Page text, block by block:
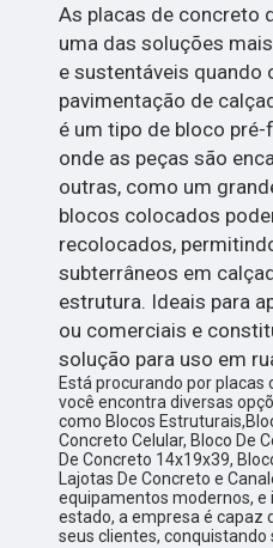
As placas de concreto
uma das soluções
e sustentáveis quando
pavimentação de
é um tipo de bloco
onde as peças são
outras, como um
blocos colocados
recolocados,
subterrâneos em
estrutura. Ideais para
ou comerciais e
solução para uso em
Está procurando por placas
você encontra diversas
como Blocos
Concreto Celular, Bloco De
De Concreto 14x19x39,
Lajotas De Concreto e
equipamentos modernos,
estado, a empresa é capaz
seus clientes, conquistando